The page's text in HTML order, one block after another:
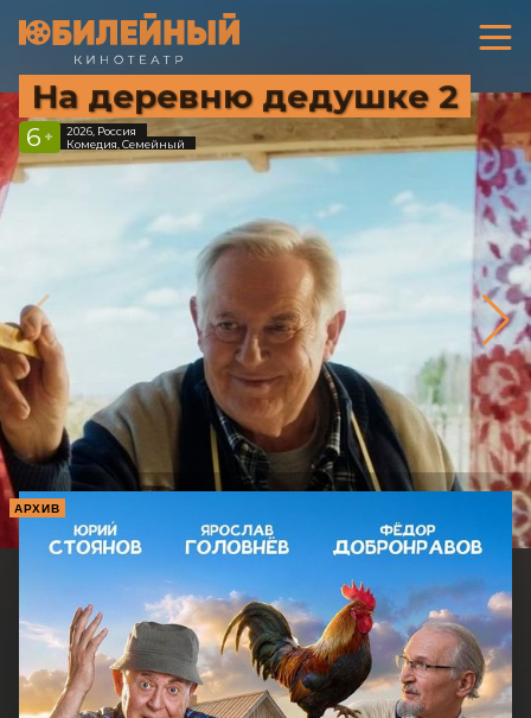
На деревню дедушке 2
6 +
2026, Россия
Комедия, Семейный
АРХИВ